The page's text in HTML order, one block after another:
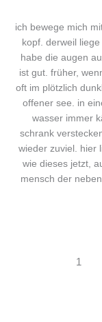
ich bewege mich
kopf. derweil
habe die augen
ist gut. früher,
oft im plötzlich
offener see. in
wasser immer
schrank
wieder zuviel. hier
wie dieses jetzt,
mensch der
1